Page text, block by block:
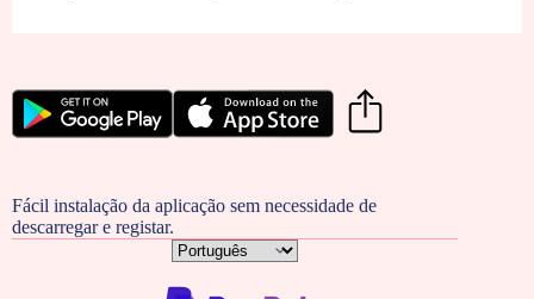
Fácil instalação da aplicação sem necessidade de
descarregar e registar.
Escolha
um
idioma